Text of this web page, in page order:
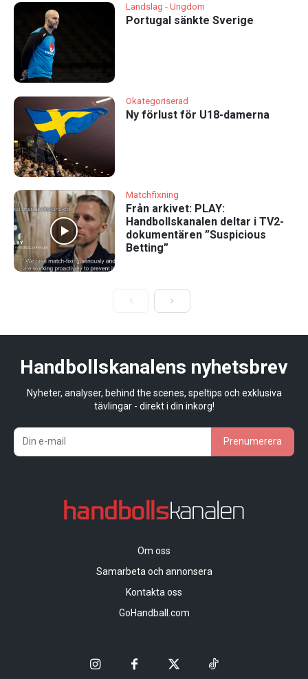
Landslag - Ungdom
Portugal sänkte Sverige
Okategoriserad
Ny förlust för U18-damerna
Matchfixning
Från arkivet: PLAY:
Handbollskanalen deltar i TV2-
dokumentären ”Suspicious
Betting”
Handbollskanalens nyhetsbrev
Nyheter, analyser, behind the scenes, speltips och exklusiva
tävlingar - direkt i din inkorg!
Prenumerera
Om oss
Samarbeta och annonsera
Kontakta oss
GoHandball.com